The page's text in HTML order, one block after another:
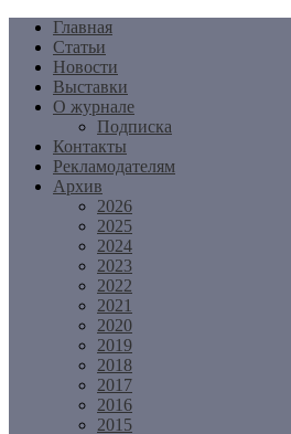
Перейти
содержимому
Главная
Статьи
Новости
Выставки
О журнале
Подписка
Контакты
Рекламодателям
Архив
2026
2025
2024
2023
2022
2021
2020
2019
2018
2017
2016
2015